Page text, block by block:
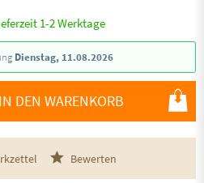
1-2 Werktage
Dienstag, 11.08.2026
IN DEN WARENKORB
Bewerten